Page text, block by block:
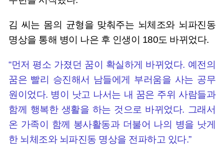
김 씨는 몸의 균형을 맞춰주는 뇌체조와 뇌파진동
명상을 통해 병이 나은 후 인생이 180도 바뀌었다.
“먼저 평소 가졌던 꿈이 확실하게 바뀌었다. 예전의
꿈은 빨리 승진해서 남들에게 부러움을 사는 공무
원이었다. 병이 낫고 나서는 내 꿈은 주위 사람들과
함께 행복한 생활을 하는 것으로 바뀌었다. 그래서
온 가족이 함께 봉사활동과 더불어 나의 병을 낫게
한 뇌체조와 뇌파진동 명상을 전파하고 있다.”